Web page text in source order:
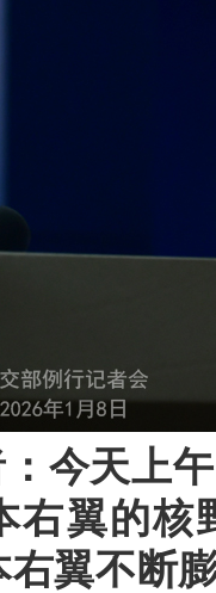
今天上
右翼的核
翼不断